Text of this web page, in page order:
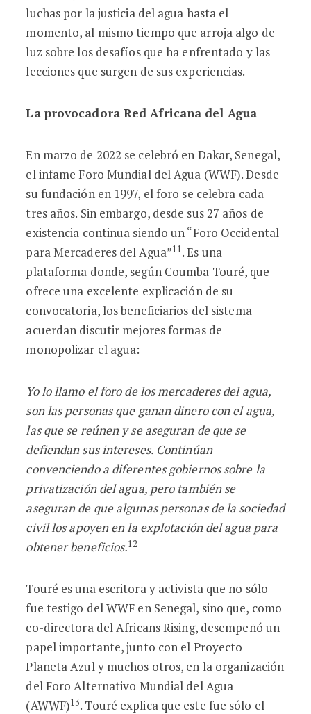
luchas por la justicia del agua hasta el
momento, al mismo tiempo que arroja algo de
luz sobre los desafíos que ha enfrentado y las
lecciones que surgen de sus experiencias.
La provocadora Red Africana del Agua
En marzo de 2022 se celebró en Dakar, Senegal,
el infame Foro Mundial del Agua (WWF). Desde
su fundación en 1997, el foro se celebra cada
tres años. Sin embargo, desde sus 27 años de
existencia continua siendo un “Foro Occidental
para Mercaderes del Agua”11. Es una
plataforma donde, según Coumba Touré, que
ofrece una excelente explicación de su
convocatoria, los beneficiarios del sistema
acuerdan discutir mejores formas de
monopolizar el agua:
Yo lo llamo el foro de los mercaderes del agua,
son las personas que ganan dinero con el agua,
las que se reúnen y se aseguran de que se
defiendan sus intereses. Continúan
convenciendo a diferentes gobiernos sobre la
privatización del agua, pero también se
aseguran de que algunas personas de la sociedad
civil los apoyen en la explotación del agua para
obtener beneficios.12
Touré es una escritora y activista que no sólo
fue testigo del WWF en Senegal, sino que, como
co-directora del Africans Rising, desempeñó un
papel importante, junto con el Proyecto
Planeta Azul y muchos otros, en la organización
del Foro Alternativo Mundial del Agua
(AWWF)13. Touré explica que este fue sólo el